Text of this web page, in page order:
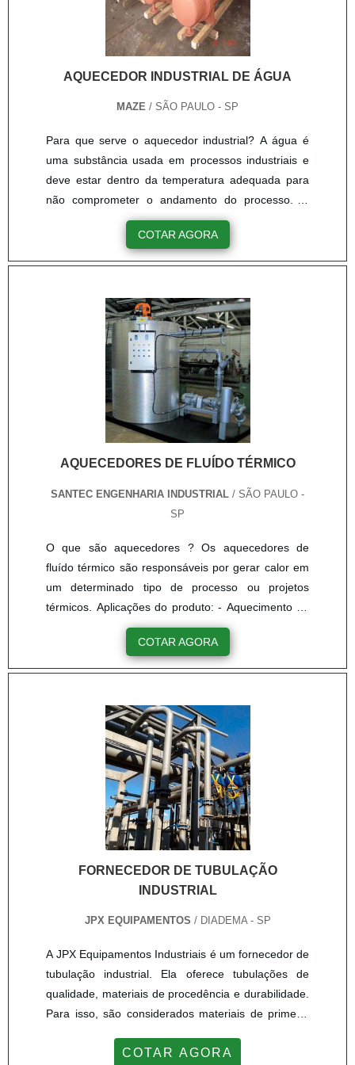
profissionais com vasta experiência na área de
atuação, garante uma entrega de excelência de
ponta a ponta....
AQUECEDOR INDUSTRIAL DE ÁGUA
MAZE / SÃO PAULO - SP
Para que serve o aquecedor industrial? A água é
uma substância usada em processos industriais e
deve estar dentro da temperatura adequada para
não comprometer o andamento do processo. O
aquecedor industrial de água tem a função de
manter o líquido em uma temperatura adequada
para determinadas atividades. O aquecedor de
áreas, sendo comumente em ambientes químicos,
metalúrgicos, petroquímicos, si....
COTAR AGORA
AQUECEDORES DE FLUÍDO TÉRMICO
SANTEC ENGENHARIA INDUSTRIAL / SÃO PAULO -
SP
O que são aquecedores ? Os aquecedores de
fluído térmico são responsáveis por gerar calor em
um determinado tipo de processo ou projetos
térmicos. Aplicações do produto: - Aquecimento de
Asfalto; - Aquecimento de Reatores; - Aquecimento
de Ar através de Radiadores (Estufas, Fornos,
Rama Têxtil e outros); - Aquecimento de Resinas e
Combustão industrial; - Automação industr....
COTAR AGORA
FORNECEDOR DE TUBULAÇÃO
INDUSTRIAL
JPX EQUIPAMENTOS / DIADEMA - SP
A JPX Equipamentos Industriais é um fornecedor de
tubulação industrial. Ela oferece tubulações de
qualidade, materiais de procedência e durabilidade.
Para isso, são considerados materiais de primeira
fornecedor de tubulação, ela também presta todos
COTAR AGORA